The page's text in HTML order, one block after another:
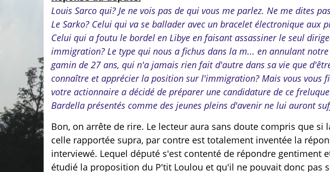
Louis Sarco qui? Je ne vois pas de qui vous me parlez. Ne me dites
Le Sarko? Celui qui va se ballader avec un bracelet électronique aux
Celui qui a foutu le bordel en Libye en faisant assassiner le seul
immigration? Le type qui nous a fichus dans la m... en annulant
gamin de 27 ans, qui n'a jamais rien fait d'autre dans sa vie que
connaître et apprécier la position sur l'immigration? Mais vous vous
votre actionnaire a décidé de préparer une candidature de ce
Bardella présentés comme des jeunes pleins d'avenir ne lui auront
Bon, on arrête de rire. Le lecteur aura sans doute compris que
celle rapportée supra, par contre est totalement inventée la
interviewé. Lequel député s'est contenté de répondre gentiment
étudié la proposition du P'tit Loulou et qu'il ne pouvait donc pas